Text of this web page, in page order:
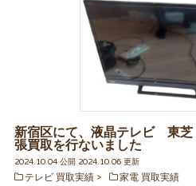
新宿区にて、液晶テレビ 東
張買取を行ないました
2024.10.04 公開 2024.10.06 更新
テレビ 買取実績
家電 買取実績